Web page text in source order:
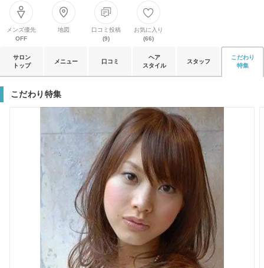
メンズ優先
OFF
地図
口コミ投稿
(9)
お気に入り
(66)
サロン
トップ
メニュー 口コミ
ヘア
スタイル
スタッフ
こだわり
特集
こだわり特集